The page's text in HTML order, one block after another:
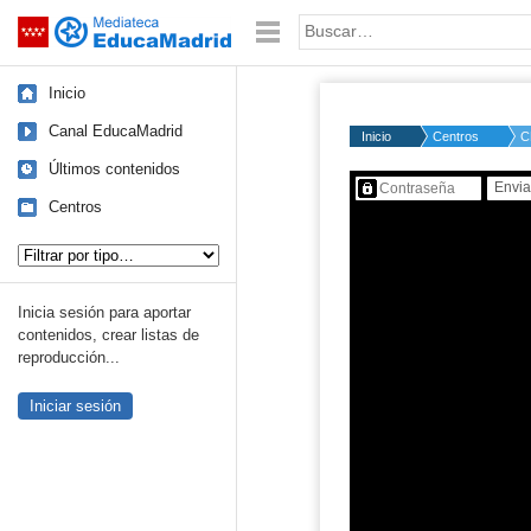
Saltar navegación Palabra o frase:
Inicio
Canal EducaMadrid
Últimos contenidos
Centros
Inicia sesión para aportar
contenidos, crear listas de
reproducción...
Iniciar sesión
Inicio Centros
Contenido protegido…